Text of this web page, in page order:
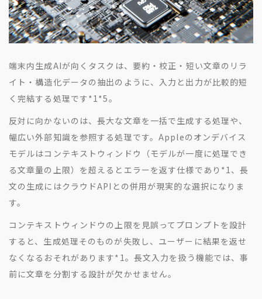
端末内生成AIが向くタスクは、要約・校正・短い文章のリラ
イト・構造化データの抽出のように、入力と出力が比較的短
く完結する処理です*1 *5。
反対に向かないのは、長大な文章を一括で生成する処理や、
幅広い外部知識を参照する処理です。Appleのオンデバイス
モデルはコンテキストウィンドウ（モデルが一度に処理でき
る文章量の上限）を超えるとエラーを返す仕様であり *1 、長
文の生成にはクラウドAPIとの併用が現実的な選択になりま
す。
コンテキストウィンドウの上限を見誤ってプロンプトを設計
すると、生成処理そのものが失敗し、ユーザーに結果を返せ
なくなるおそれがあります*1 。長文入力を扱う機能では、事
前に文章を分割する設計が欠かせません。